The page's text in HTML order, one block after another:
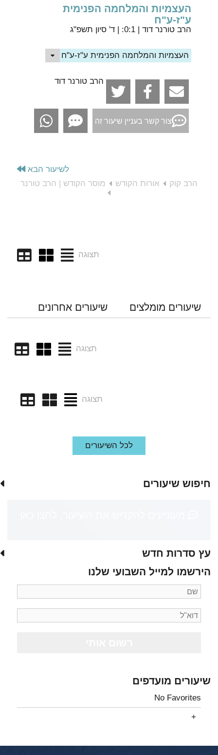
העצמיות והמלחמה הפנימית
ע"ז-ע"ח
הרב טורנר דוד
העצמיות והמלחמה הפנימית ע"ז-ע"ח
הרב טורנר דוד
צור קשר בעניין שיעור זה
לשיעור הבא
הרב קוק
אורות הקודש מוסר הקודש | הרב טורנר
תצוגה
שיעורים מומלצים שיעורים אחרונים
תצוגה
תצוגה
לכל השיעורים
חיפוש שיעורים
עץ סדרות חדש
הירשמו למייל השבועי שלנו
שיעורים מועדפים
No Favorites